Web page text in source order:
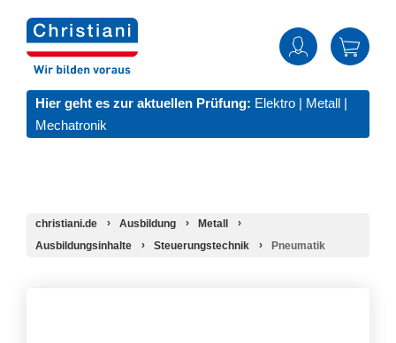
Hier geht es zur aktuellen Prüfung: Elektro | Metall |
Mechatronik
christiani.de Ausbildung
Metall
Ausbildungsinhalte
Steuerungstechnik Pneumatik